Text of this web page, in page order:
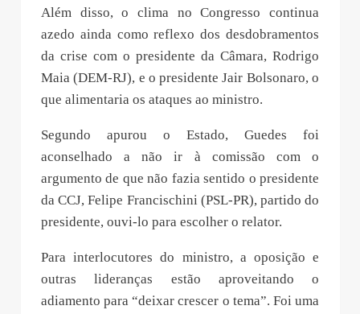
Além disso, o clima no Congresso continua
azedo ainda como reflexo dos desdobramentos
da crise com o presidente da Câmara, Rodrigo
Maia (DEM-RJ), e o presidente Jair Bolsonaro, o
que alimentaria os ataques ao ministro.
Segundo apurou o Estado, Guedes foi
aconselhado a não ir à comissão com o
argumento de que não fazia sentido o presidente
da CCJ, Felipe Francischini (PSL-PR), partido do
presidente, ouvi-lo para escolher o relator.
Para interlocutores do ministro, a oposição e
outras lideranças estão aproveitando o
adiamento para “deixar crescer o tema”. Foi uma